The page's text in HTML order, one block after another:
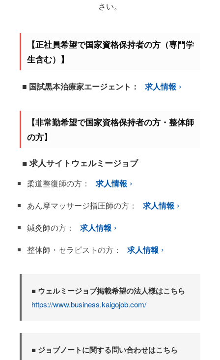
さい。
【正社員希望で国家資格保持者の方（専門学
生含む）】
■ 国試黒本治療家エージェント： 求人情報
【非常勤希望で国家資格保持者の方・整体師
の方】
■ 求人サイトウェルミージョブ
柔道整復師の方：
求人情報
あん摩マッサージ指圧師の方：
求人情報
鍼灸師の方：
求人情報
整体師・セラピストの方：
求人情報
■ ウェルミージョブ掲載希望の法人様はこちら
https://www.business.kaigojob.com/
■ ジョブノートに関する問い合わせはこちら